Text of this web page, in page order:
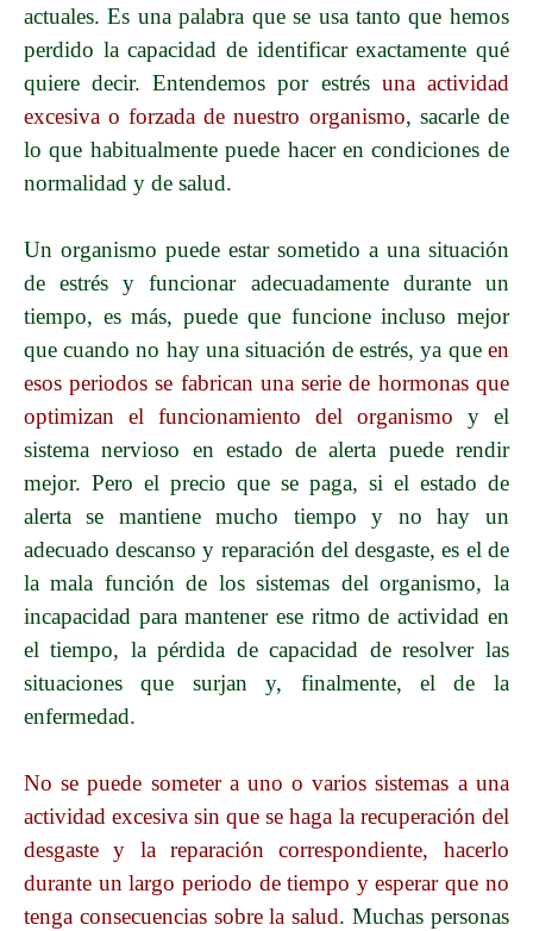
actuales. Es una palabra que se usa tanto que hemos
perdido la capacidad de identificar exactamente qué
quiere decir. Entendemos por estrés una actividad
excesiva o forzada de nuestro organismo, sacarle de
lo que habitualmente puede hacer en condiciones de
normalidad y de salud.
Un organismo puede estar sometido a una situación
de estrés y funcionar adecuadamente durante un
tiempo, es más, puede que funcione incluso mejor
que cuando no hay una situación de estrés, ya que en
esos periodos se fabrican una serie de hormonas que
optimizan el funcionamiento del organismo y el
sistema nervioso en estado de alerta puede rendir
mejor. Pero el precio que se paga, si el estado de
alerta se mantiene mucho tiempo y no hay un
adecuado descanso y reparación del desgaste, es el de
la mala función de los sistemas del organismo, la
incapacidad para mantener ese ritmo de actividad en
el tiempo, la pérdida de capacidad de resolver las
situaciones que surjan y, finalmente, el de la
enfermedad.
No se puede someter a uno o varios sistemas a una
actividad excesiva sin que se haga la recuperación del
desgaste y la reparación correspondiente, hacerlo
durante un largo periodo de tiempo y esperar que no
tenga consecuencias sobre la salud. Muchas personas